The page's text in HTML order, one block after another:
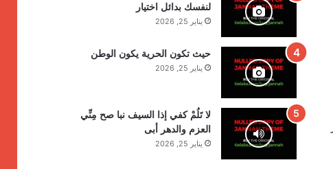
لنفسك بدائل اختيار
يناير 25, 2026
حيث تكون الحرية يكون الوطن
يناير 25, 2026
لا تَلُمْ كفي إذا السيف نبا صح مِنِّي
العزم والدهر أبى
يناير 25, 2026